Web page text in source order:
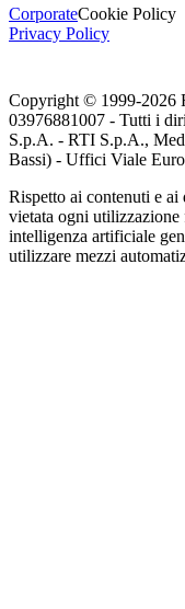
CorporateCookie Policy
Privacy Policy
Copyright © 1999-2026
03976881007 - Tutti i
S.p.A. - RTI S.p.A.,
Bassi) - Uffici Viale
Rispetto ai contenuti e ai
vietata ogni utilizzazione
intelligenza artificiale
utilizzare mezzi